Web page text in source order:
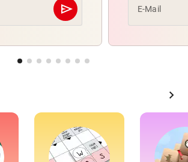
send
Abschicken E-Mail
chevron_right